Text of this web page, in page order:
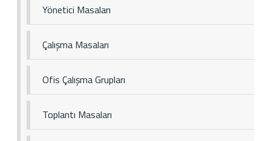
Yönetici Masaları
Çalışma Masaları
Ofis Çalışma Grupları
Toplantı Masaları